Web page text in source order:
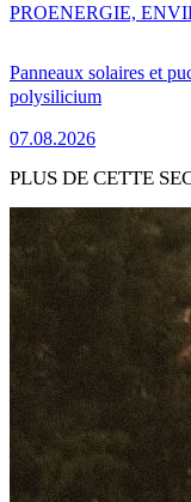
Panneaux solaires et
polysilicium
07.08.2026
PROENERGIE,
PLUS DE CETTE